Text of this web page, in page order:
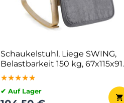
Schaukelstuhl, Liege SWING,
Belastbarkeit 150 kg, 67x115x91
cm, grau
★★★★★
★★★★★
★★★★★
✔ Auf Lager